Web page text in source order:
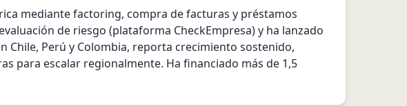
mediante factoring, compra de facturas y préstamos
de riesgo (plataforma CheckEmpresa) y ha lanzado
Chile, Perú y Colombia, reporta crecimiento sostenido,
para escalar regionalmente. Ha financiado más de 1,5